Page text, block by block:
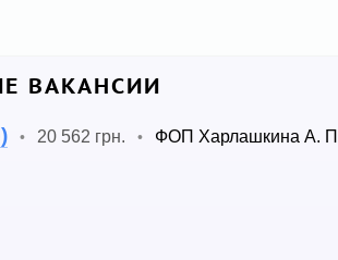
ВАКАНСИИ
• 20 562 грн. •
ФОП Харлашкина А. П